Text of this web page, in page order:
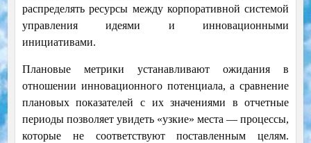
распределять ресурсы между корпоративной системой
управления идеями и инновационными
инициативами.
Плановые метрики устанавливают ожидания в
отношении инновационного потенциала, а сравнение
плановых показателей с их значениями в отчетные
периоды позволяет увидеть «узкие» места — процессы,
которые не соответствуют поставленным целям.